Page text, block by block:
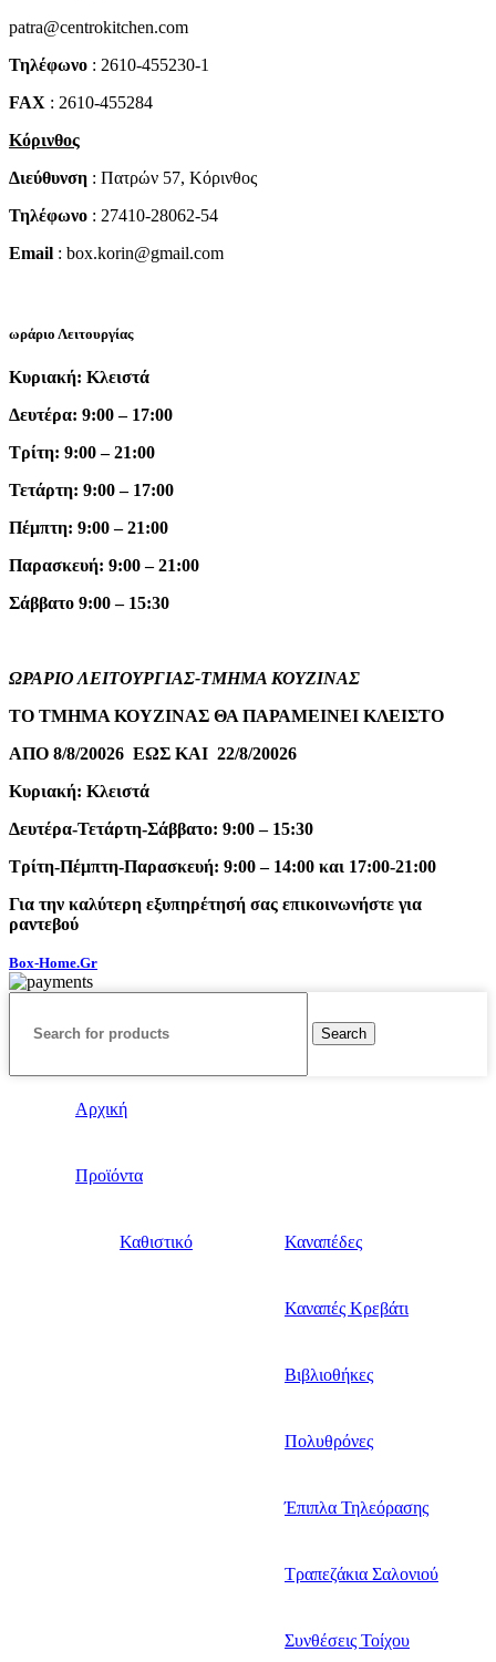
patra@centrokitchen.com
Τηλέφωνο : 2610-455230-1
FAX : 2610-455284
Κόρινθος
Διεύθυνση : Πατρών 57, Κόρινθος
Τηλέφωνο : 27410-28062-54
Email : box.korin@gmail.com
ωράριο Λειτουργίας
Κυριακή: Κλειστά
Δευτέρα: 9:00 – 17:00
Τρίτη: 9:00 – 21:00
Τετάρτη: 9:00 – 17:00
Πέμπτη: 9:00 – 21:00
Παρασκευή: 9:00 – 21:00
Σάββατο 9:00 – 15:30
ΩΡΑΡΙΟ ΛΕΙΤΟΥΡΓΙΑΣ-ΤΜΗΜΑ ΚΟΥΖΙΝΑΣ
ΤΟ ΤΜΗΜΑ ΚΟΥΖΙΝΑΣ ΘΑ ΠΑΡΑΜΕΙΝΕΙ ΚΛΕΙΣΤΟ
ΑΠΟ 8/8/20026 ΕΩΣ ΚΑΙ 22/8/20026
Κυριακή: Κλειστά
Δευτέρα-Τετάρτη-Σάββατο: 9:00 – 15:30
Τρίτη-Πέμπτη-Παρασκευή: 9:00 – 14:00 και 17:00-21:00
Για την καλύτερη εξυπηρέτησή σας επικοινωνήστε για
ραντεβού
Box-Home.Gr
Search
Αρχική
Προϊόντα
Καθιστικό Καναπέδες
Καναπές Κρεβάτι
Βιβλιοθήκες
Πολυθρόνες
Έπιπλα Τηλεόρασης
Τραπεζάκια Σαλονιού
Συνθέσεις Τοίχου